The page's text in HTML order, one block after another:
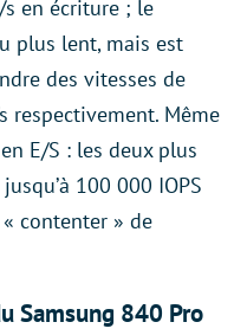
en écriture ; le
plus lent, mais est
des vitesses de
respectivement. Même
E/S : les deux plus
100 000 IOPS
contenter » de
Samsung 840 Pro